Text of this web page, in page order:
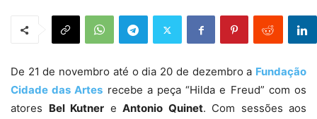
De 21 de novembro até o dia 20 de dezembro a Fundação
Cidade das Artes recebe a peça “Hilda e Freud” com os
atores Bel Kutner e Antonio Quinet. Com sessões aos